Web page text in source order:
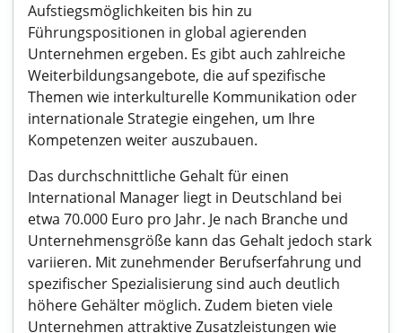
Aufstiegsmöglichkeiten bis hin zu
Führungspositionen in global agierenden
Unternehmen ergeben. Es gibt auch zahlreiche
Weiterbildungsangebote, die auf spezifische
Themen wie interkulturelle Kommunikation oder
internationale Strategie eingehen, um Ihre
Kompetenzen weiter auszubauen.
Das durchschnittliche Gehalt für einen
International Manager liegt in Deutschland bei
etwa 70.000 Euro pro Jahr. Je nach Branche und
Unternehmensgröße kann das Gehalt jedoch stark
variieren. Mit zunehmender Berufserfahrung und
spezifischer Spezialisierung sind auch deutlich
höhere Gehälter möglich. Zudem bieten viele
Unternehmen attraktive Zusatzleistungen wie